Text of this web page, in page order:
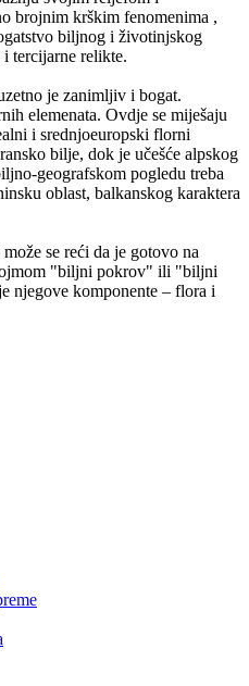
brojnim krškim fenomenima ,
biljnog i životinjskog
tercijarne relikte.
je zanimljiv i bogat.
elemenata. Ovdje se miješaju
i srednjoeuropski florni
bilje, dok je učešće alpskog
geografskom pogledu treba
oblast, balkanskog karaktera
se reći da je gotovo na
"biljni pokrov" ili "biljni
njegove komponente – flora i